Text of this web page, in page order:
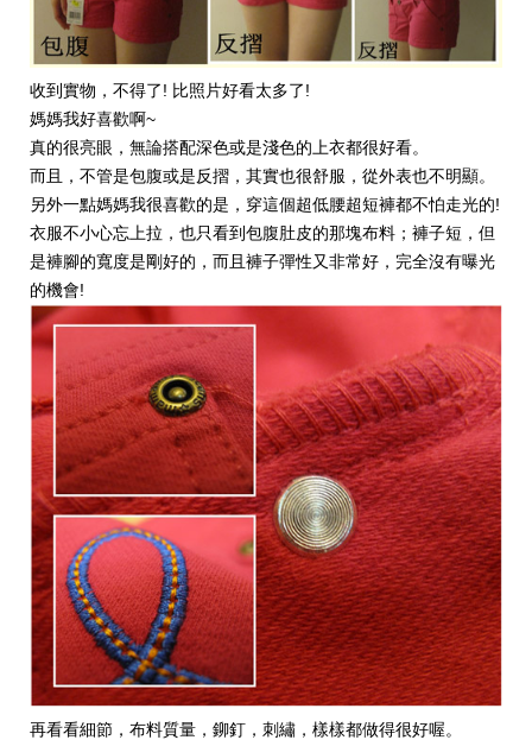
收到實物 ，不得了! 比照片好看太多了!
媽媽我好喜歡啊~
真的很亮眼 ，無論搭配深色或是淺色的上衣都很好看。
而且 ，不管是包腹或是反摺，其實也很舒服，從外表也不明顯。
另外一點媽媽我很喜歡的是 ，穿這個超低腰超短褲都不怕走光的!
衣服不小心忘上拉，也只看到包腹肚皮的那塊布料；褲子短，但
是褲腳的寬度是剛好的，而且褲子彈性又非常好，完全沒有曝光
的機會!
再看看細節 ，布料質量，鉚釘，刺繡，樣樣都做得很好喔。